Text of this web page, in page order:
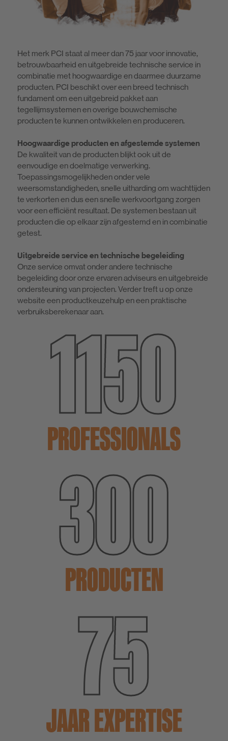
Het merk PCI staat al meer dan 75 jaar voor innovatie,
betrouwbaarheid en uitgebreide technische service in
combinatie met hoogwaardige en daarmee duurzame
producten. PCI beschikt over een breed technisch
fundament om een uitgebreid pakket aan
tegellijmsystemen en overige bouwchemische
producten te kunnen ontwikkelen en produceren.
Hoogwaardige producten en afgestemde systemen
De kwaliteit van de producten blijkt ook uit de
eenvoudige en doelmatige verwerking.
Toepassingsmogelijkheden onder vele
weersomstandigheden, snelle uitharding om wachttijden
te verkorten en dus een snelle werkvoortgang zorgen
voor een efficiënt resultaat. De systemen bestaan uit
producten die op elkaar zijn afgestemd en in combinatie
getest.
Uitgebreide service en technische begeleiding
Onze service omvat onder andere technische
begeleiding door onze ervaren adviseurs en uitgebreide
ondersteuning van projecten. Verder treft u op onze
website een productkeuzehulp en een praktische
verbruiksberekenaar aan.
1150
PROFESSIONALS
300
PRODUCTEN
75
JAAR EXPERTISE